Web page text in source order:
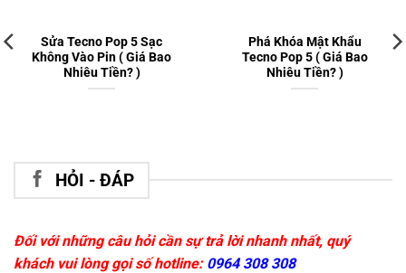
Sửa Tecno Pop 5 Sạc
Không Vào Pin ( Giá Bao
Nhiêu Tiền? )
Phá Khóa Mật Khẩu
Tecno Pop 5 ( Giá Bao
Nhiêu Tiền? )
HỎI - ĐÁP
Đối với những câu hỏi cần sự trả lời nhanh nhất, quý
khách vui lòng gọi số hotline: 0964 308 308